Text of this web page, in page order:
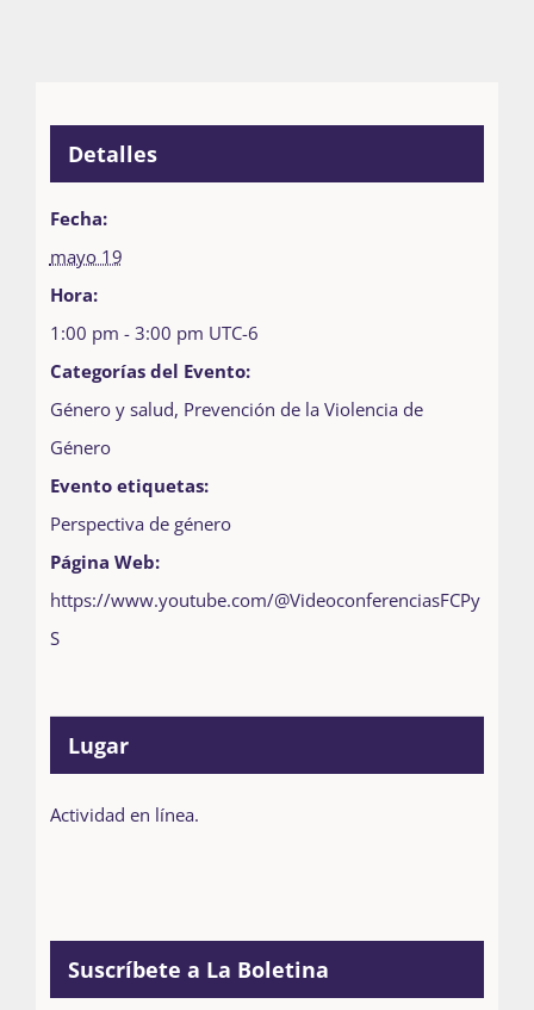
Detalles
Fecha:
mayo 19
Hora:
1:00 pm - 3:00 pm UTC-6
Categorías del Evento:
Género y salud, Prevención de la Violencia de
Género
Evento etiquetas:
Perspectiva de género
Página Web:
https://www.youtube.com/@VideoconferenciasFCPy
S
Lugar
Actividad en línea.
Suscríbete a La Boletina